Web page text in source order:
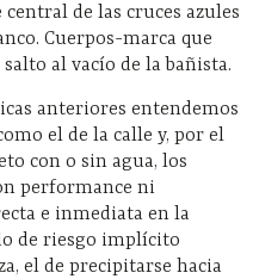
de las cruces azules
Cuerpos-marca que
al vacío de la bañista.
anteriores entendemos
el de la calle y, por el
con o sin agua, los
performance ni
e inmediata en la
de riesgo implícito
el de precipitarse hacia